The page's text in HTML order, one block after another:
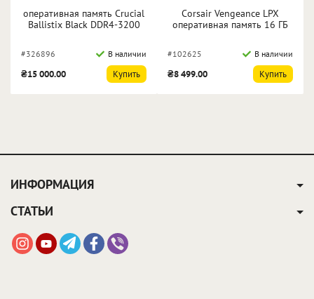
оперативная память Crucial
Ballistix Black DDR4-3200
#326896 В наличии
₴15 000.00 Купить
Corsair Vengeance LPX
оперативная память 16 ГБ
CMK16GX4M2E3200C16
#102625 В наличии
₴8 499.00 Купить
ИНФОРМАЦИЯ
СТАТЬИ